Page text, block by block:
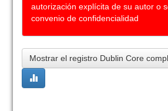
autorización explícita de su autor o
convenio de confidencialidad
Mostrar el registro Dublin Core